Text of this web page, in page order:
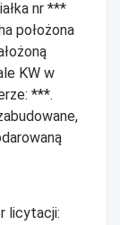
nr ***
położona
KW w
***.
licytacji: